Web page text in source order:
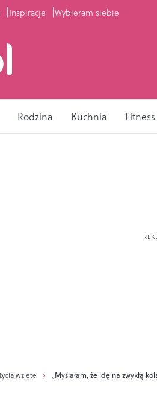
Inspiracje Wybieram siebie
Rodzina Kuchnia Fitness
wzięte „Myślałam, że idę na zwykłą